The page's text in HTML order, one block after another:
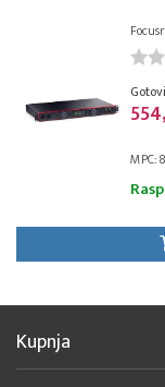
MPC:
Kupnja